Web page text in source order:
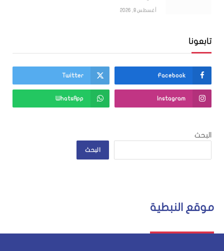
أغسطس 8, 2026
تابعونا
Facebook
Twitter
Instagram
WhatsApp
البحث
البحث
موقع النبطية